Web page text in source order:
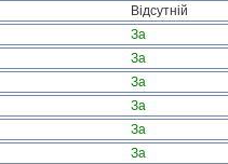
Відсутній
За
За
За
За
За
За